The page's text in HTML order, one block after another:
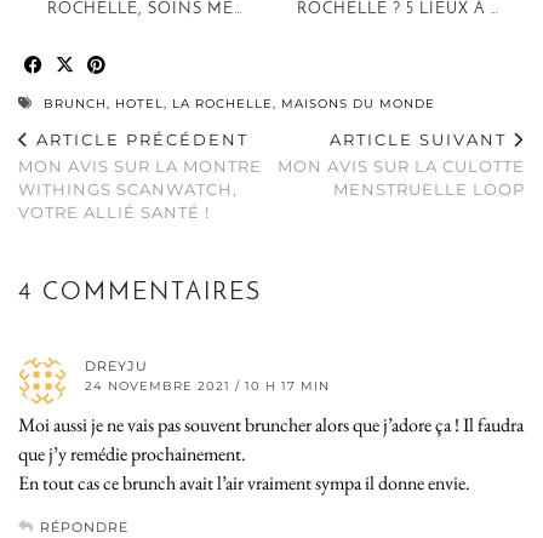
ROCHELLE, SOINS MÉ…
ROCHELLE ? 5 LIEUX À …
BRUNCH, HOTEL, LA ROCHELLE, MAISONS DU MONDE
ARTICLE PRÉCÉDENT
MON AVIS SUR LA MONTRE
WITHINGS SCANWATCH,
VOTRE ALLIÉ SANTÉ !
ARTICLE SUIVANT
MON AVIS SUR LA CULOTTE
MENSTRUELLE LOOP
4 COMMENTAIRES
DREYJU
24 NOVEMBRE 2021 / 10 H 17 MIN
Moi aussi je ne vais pas souvent bruncher alors que j’adore ça ! Il faudra
que j’y remédie prochainement.
En tout cas ce brunch avait l’air vraiment sympa il donne envie.
RÉPONDRE